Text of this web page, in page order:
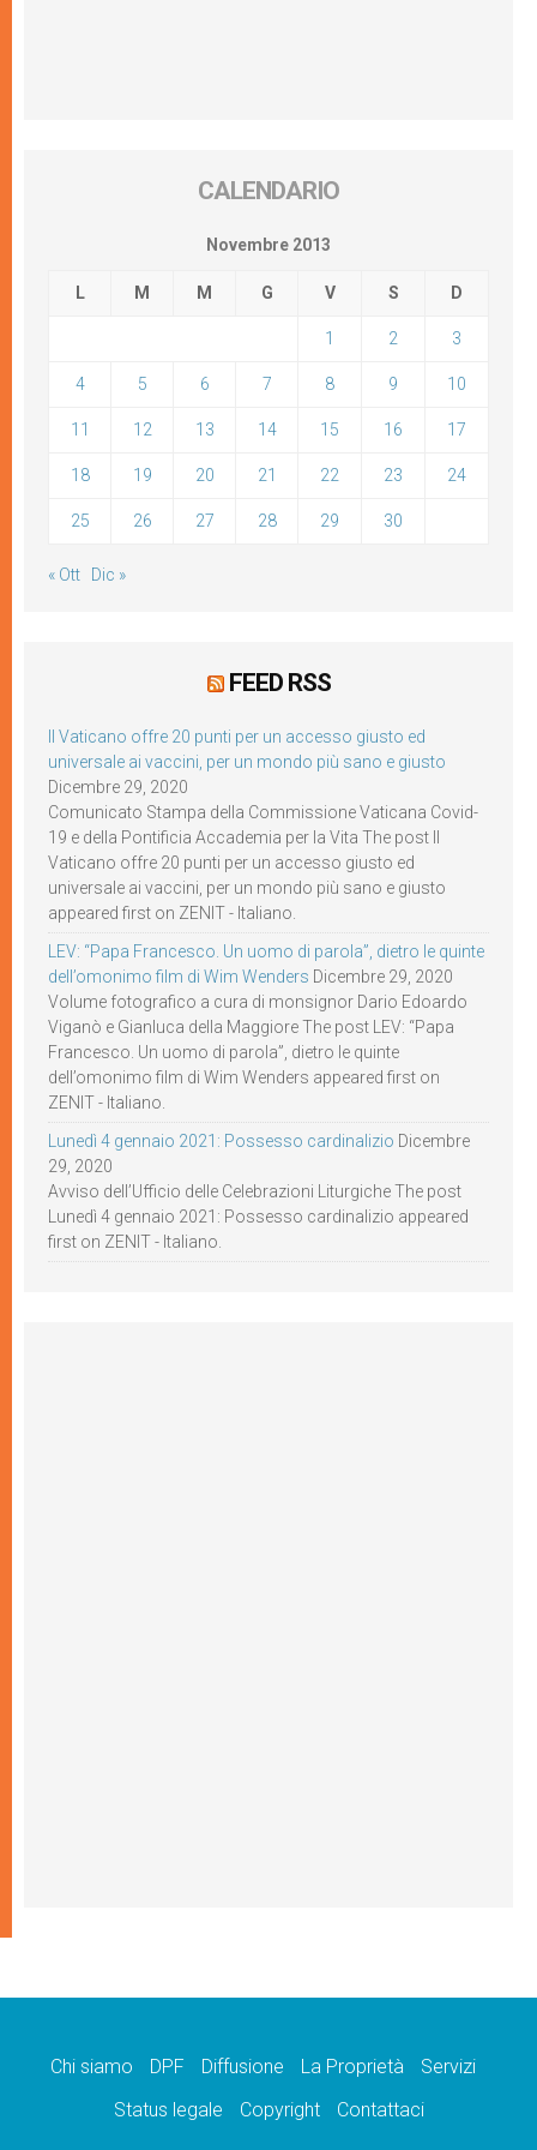
CALENDARIO
Novembre 2013
L M M G V S D
1 2 3
4 5 6 7 8 9 10
11 12 13 14 15 16 17
18 19 20 21 22 23 24
25 26 27 28 29 30
« Ott Dic »
FEED RSS
Il Vaticano offre 20 punti per un accesso giusto ed
universale ai vaccini, per un mondo più sano e giusto
Dicembre 29, 2020
Comunicato Stampa della Commissione Vaticana Covid-
19 e della Pontificia Accademia per la Vita The post Il
Vaticano offre 20 punti per un accesso giusto ed
universale ai vaccini, per un mondo più sano e giusto
appeared first on ZENIT - Italiano.
LEV: “Papa Francesco. Un uomo di parola”, dietro le quinte
dell’omonimo film di Wim Wenders Dicembre 29, 2020
Volume fotografico a cura di monsignor Dario Edoardo
Viganò e Gianluca della Maggiore The post LEV: “Papa
Francesco. Un uomo di parola”, dietro le quinte
dell’omonimo film di Wim Wenders appeared first on
ZENIT - Italiano.
Lunedì 4 gennaio 2021: Possesso cardinalizio Dicembre
29, 2020
Avviso dell’Ufficio delle Celebrazioni Liturgiche The post
Lunedì 4 gennaio 2021: Possesso cardinalizio appeared
first on ZENIT - Italiano.
Chi siamo DPF Diffusione La Proprietà
Servizi
Status legale
Copyright Contattaci